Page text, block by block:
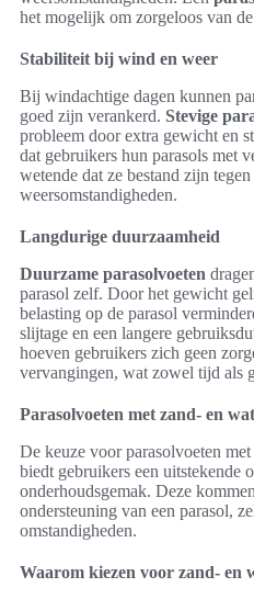
het mogelijk om zorgeloos van
Stabiliteit bij wind en weer
Bij windachtige dagen kunnen
goed zijn verankerd. Stevige
probleem door extra gewicht en
dat gebruikers hun parasols met
wetende dat ze bestand zijn
weersomstandigheden.
Langdurige duurzaamheid
Duurzame parasolvoeten
parasol zelf. Door het gewicht
belasting op de parasol
slijtage en een langere
hoeven gebruikers zich geen
vervangingen, wat zowel tijd als
Parasolvoeten met zand- en
De keuze voor parasolvoeten
biedt gebruikers een uitstekende
onderhoudsgemak. Deze
ondersteuning van een parasol,
omstandigheden.
Waarom kiezen voor zand- en